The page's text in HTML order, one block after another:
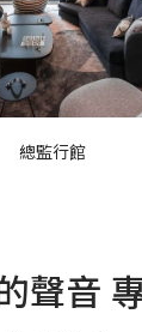
總監行館
聲音